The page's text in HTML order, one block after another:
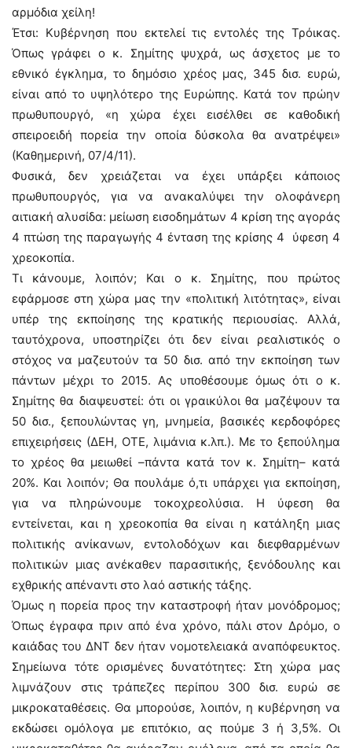
αρμόδια χείλη!
Έτσι: Κυβέρνηση που εκτελεί τις εντολές της Τρόικας.
Όπως γράφει ο κ. Σημίτης ψυχρά, ως άσχετος με το
εθνικό έγκλημα, το δημόσιο χρέος μας, 345 δισ. ευρώ,
είναι από το υψηλότερο της Ευρώπης. Κατά τον πρώην
πρωθυπουργό, «η χώρα έχει εισέλθει σε καθοδική
σπειροειδή πορεία την οποία δύσκολα θα ανατρέψει»
(Καθημερινή, 07/4/11).
Φυσικά, δεν χρειάζεται να έχει υπάρξει κάποιος
πρωθυπουργός, για να ανακαλύψει την ολοφάνερη
αιτιακή αλυσίδα: μείωση εισοδημάτων 4 κρίση της αγοράς
4 πτώση της παραγωγής 4 ένταση της κρίσης 4 ύφεση 4
χρεοκοπία.
Τι κάνουμε, λοιπόν; Και ο κ. Σημίτης, που πρώτος
εφάρμοσε στη χώρα μας την «πολιτική λιτότητας», είναι
υπέρ της εκποίησης της κρατικής περιουσίας. Αλλά,
ταυτόχρονα, υποστηρίζει ότι δεν είναι ρεαλιστικός ο
στόχος να μαζευτούν τα 50 δισ. από την εκποίηση των
πάντων μέχρι το 2015. Ας υποθέσουμε όμως ότι ο κ.
Σημίτης θα διαψευστεί: ότι οι γραικύλοι θα μαζέψουν τα
50 δισ., ξεπουλώντας γη, μνημεία, βασικές κερδοφόρες
επιχειρήσεις (ΔΕΗ, ΟΤΕ, λιμάνια κ.λπ.). Με το ξεπούλημα
το χρέος θα μειωθεί –πάντα κατά τον κ. Σημίτη– κατά
20%. Και λοιπόν; Θα πουλάμε ό,τι υπάρχει για εκποίηση,
για να πληρώνουμε τοκοχρεολύσια. Η ύφεση θα
εντείνεται, και η χρεοκοπία θα είναι η κατάληξη μιας
πολιτικής ανίκανων, εντολοδόχων και διεφθαρμένων
πολιτικών μιας ανέκαθεν παρασιτικής, ξενόδουλης και
εχθρικής απέναντι στο λαό αστικής τάξης.
Όμως η πορεία προς την καταστροφή ήταν μονόδρομος;
Όπως έγραφα πριν από ένα χρόνο, πάλι στον Δρόμο, ο
καιάδας του ΔΝΤ δεν ήταν νομοτελειακά αναπόφευκτος.
Σημείωνα τότε ορισμένες δυνατότητες: Στη χώρα μας
λιμνάζουν στις τράπεζες περίπου 300 δισ. ευρώ σε
μικροκαταθέσεις. Θα μπορούσε, λοιπόν, η κυβέρνηση να
εκδώσει ομόλογα με επιτόκιο, ας πούμε 3 ή 3,5%. Οι